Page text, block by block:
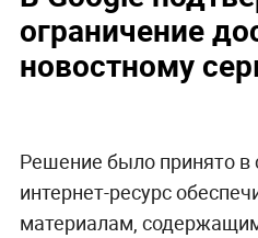
ограничение
новостному
Решение было принято в
интернет-ресурс
материалам,